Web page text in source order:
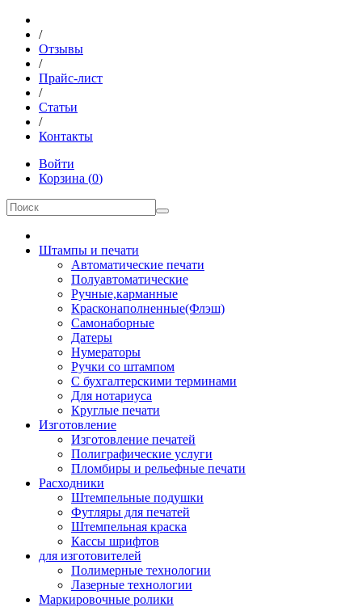
/
Отзывы
/
Прайс-лист
/
Статьи
/
Контакты
Войти
Корзина (0)
Штампы и печати
Автоматические печати
Полуавтоматические
Ручные,карманные
Красконаполненные(Флэш)
Самонаборные
Датеры
Нумераторы
Ручки со штампом
С бухгалтерскими терминами
Для нотариуса
Круглые печати
Изготовление
Изготовление печатей
Полиграфические услуги
Пломбиры и рельефные печати
Расходники
Штемпельные подушки
Футляры для печатей
Штемпельная краска
Кассы шрифтов
для изготовителей
Полимерные технологии
Лазерные технологии
Маркировочные ролики